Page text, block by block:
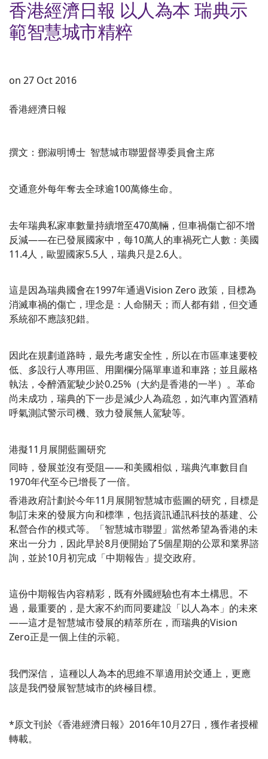
香港經濟日報 以人為本 瑞典示
範智慧城市精粹
on 27 Oct 2016
香港經濟日報
撰文：鄧淑明博士 智慧城市聯盟督導委員會主席
交通意外每年奪去全球逾100萬條生命。
去年瑞典私家車數量持續增至470萬輛，但車禍傷亡卻不增
反減——在已發展國家中，每10萬人的車禍死亡人數：美國
11.4人，歐盟國家5.5人，瑞典只是2.6人。
這是因為瑞典國會在1997年通過Vision Zero 政策，目標為
消滅車禍的傷亡，理念是：人命關天；而人都有錯，但交通
系統卻不應該犯錯。
因此在規劃道路時，最先考慮安全性，所以在市區車速要較
低、多設行人專用區、用圍欄分隔單車道和車路；並且嚴格
執法，令醉酒駕駛少於0.25%（大約是香港的一半）。革命
尚未成功，瑞典的下一步是減少人為疏忽，如汽車內置酒精
呼氣測試警示司機、致力發展無人駕駛等。
港擬11月展開藍圖研究
同時，發展並沒有受阻——和美國相似，瑞典汽車數目自
1970年代至今已增長了一倍。
香港政府計劃於今年11月展開智慧城市藍圖的研究，目標是
制訂未來的發展方向和標準，包括資訊通訊科技的基建、公
私營合作的模式等。「智慧城市聯盟」當然希望為香港的未
來出一分力，因此早於8月便開始了5個星期的公眾和業界諮
詢，並於10月初完成「中期報告」提交政府。
這份中期報告內容精彩，既有外國經驗也有本土構思。不
過，最重要的，是大家不約而同要建設「以人為本」的未來
——這才是智慧城市發展的精萃所在，而瑞典的Vision
Zero正是一個上佳的示範。
我們深信， 這種以人為本的思維不單適用於交通上，更應
該是我們發展智慧城市的終極目標。
*原文刊於《香港經濟日報》2016年10月27日，獲作者授權
轉載。